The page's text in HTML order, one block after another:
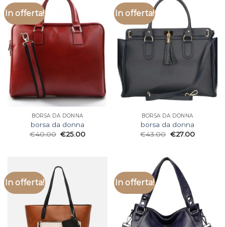
In offerta!
BORSA DA DONNA
borsa da donna
€40.00 €25.00
In offerta!
BORSA DA DONNA
borsa da donna
€43.00 €27.00
In offerta! In offerta!